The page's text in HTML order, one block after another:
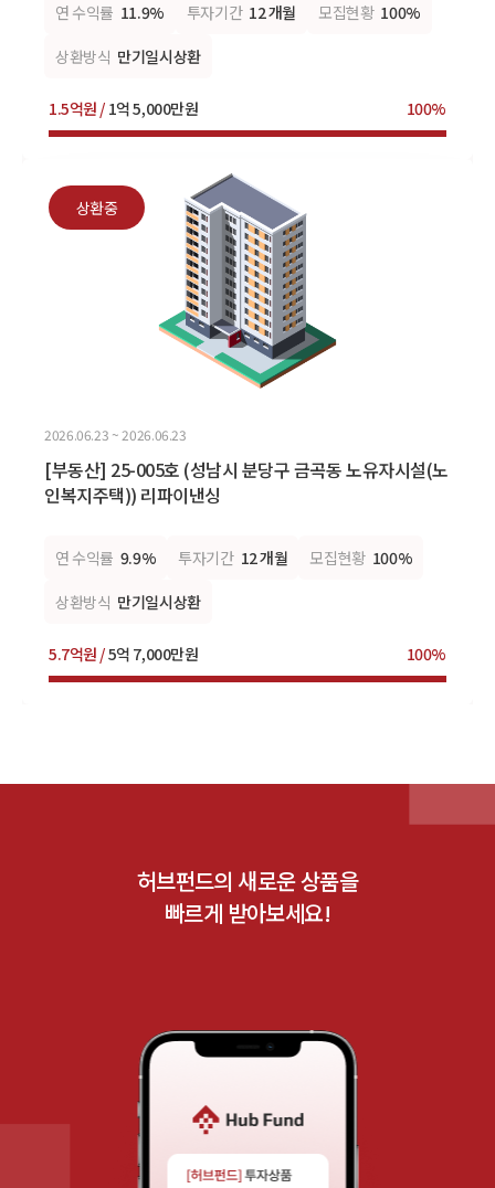
연 수익률 11.9% 투자기간 12 개월 모집현황 100%
상환방식 만기일시상환
1.5억원 / 1억 5,000만원 100%
상환중
2026.06.23 ~ 2026.06.23
[부동산] 25-005호 (성남시 분당구 금곡동 노유자시설(노
인복지주택)) 리파이낸싱
연 수익률 9.9% 투자기간 12 개월 모집현황 100%
상환방식 만기일시상환
5.7억원 /5억 7,000만원 100%
허브펀드의 새로운 상품을
빠르게 받아보세요!